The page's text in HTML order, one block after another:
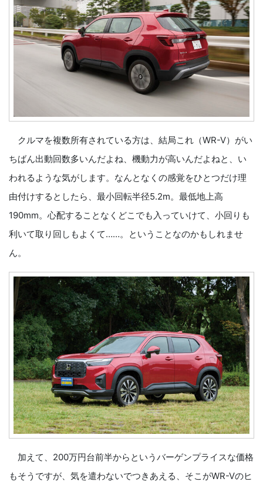
クルマを複数所有されている方は、結局これ（WR-V）がい
ちばん出動回数多いんだよね、機動力が高いんだよねと、い
われるような気がします。なんとなくの感覚をひとつだけ理
由付けするとしたら、最小回転半径5.2m。最低地上高
190mm。心配することなくどこでも入っていけて、小回りも
利いて取り回しもよくて……。ということなのかもしれませ
ん。
加えて、200万円台前半からというバーゲンプライスな価格
もそうですが、気を遣わないでつきあえる、そこがWR-Vのヒ